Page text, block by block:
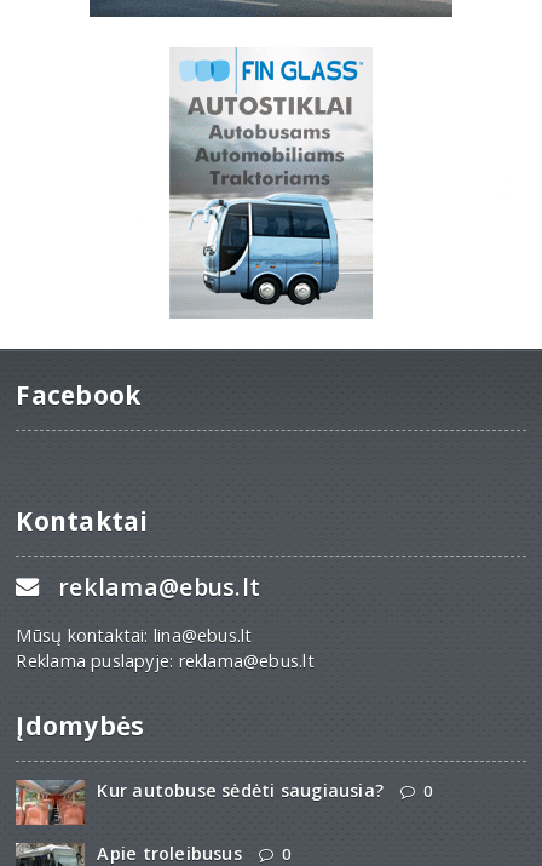
Facebook
Kontaktai
reklama@ebus.lt
Mūsų kontaktai: lina@ebus.lt
Reklama puslapyje: reklama@ebus.lt
Įdomybės
Kur autobuse sėdėti saugiausia? 0
Apie troleibusus 0